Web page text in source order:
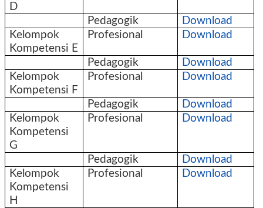
D
Pedagogik
Download
Kelompok
Kompetensi E
Profesional Download
Pedagogik
Download
Kelompok
Kompetensi F
Profesional Download
Pedagogik
Download
Kelompok
Kompetensi
G
Profesional Download
Pedagogik
Download
Kelompok
Kompetensi
H
Profesional Download